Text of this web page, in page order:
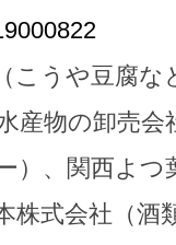
こうや豆腐
産物の卸売
）、関西よつ
株式会社（酒